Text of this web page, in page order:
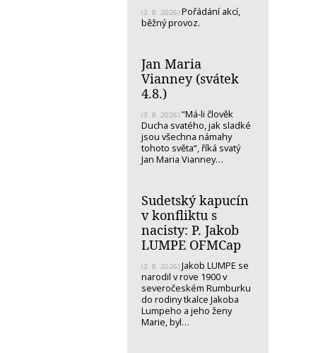
(3. 8. 2026) Pořádání akcí,
běžný provoz.
Jan Maria
Vianney (svátek
4.8.)
(3. 8. 2026) “Má-li člověk
Ducha svatého, jak sladké
jsou všechna námahy
tohoto světa“, říká svatý
Jan Maria Vianney…
Sudetský kapucín
v konfliktu s
nacisty: P. Jakob
LUMPE OFMCap
(2. 8. 2026) Jakob LUMPE se
narodil v rove 1900 v
severočeském Rumburku
do rodiny tkalce Jakoba
Lumpeho a jeho ženy
Marie, byl…